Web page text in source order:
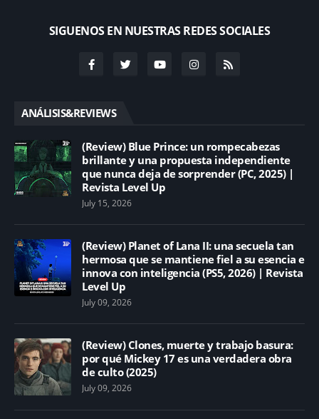
SIGUENOS EN NUESTRAS REDES SOCIALES
ANÁLISIS&REVIEWS
(Review) Blue Prince: un rompecabezas
brillante y una propuesta independiente
que nunca deja de sorprender (PC, 2025) |
Revista Level Up
July 15, 2026
(Review) Planet of Lana II: una secuela tan
hermosa que se mantiene fiel a su esencia e
innova con inteligencia (PS5, 2026) | Revista
Level Up
July 09, 2026
(Review) Clones, muerte y trabajo basura:
por qué Mickey 17 es una verdadera obra
de culto (2025)
July 09, 2026